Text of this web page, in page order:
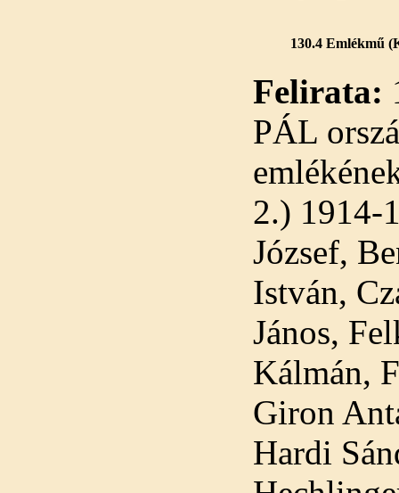
130.4 Emlékmű
Felirata:
PÁL
2.) 1914-
József,
István,
János,
Kálmán,
Giron
Hardi